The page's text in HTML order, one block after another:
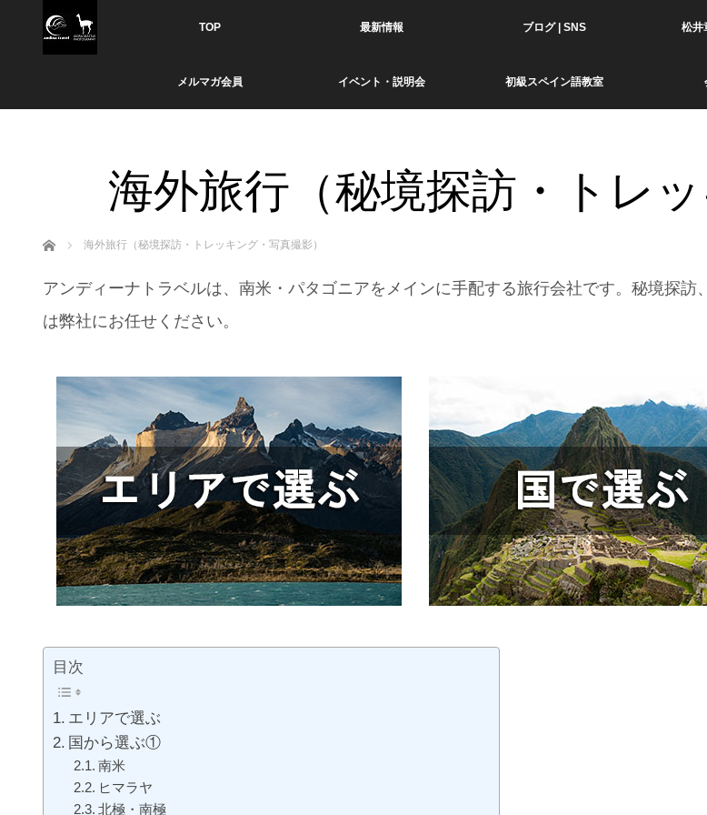
TOP 最新情報 ブログ | SNS 松井
メルマガ会員 イベント・説明会 初級スペイン語教室
海外旅行（秘境探訪・トレッ
ホーム 海外旅行（秘境探訪・トレッキング・写真撮影）
アンディーナトラベルは、南米・パタゴニアをメインに手配する旅行会社です。秘境探
は弊社にお任せください。
目次
エリアで選ぶ
国から選ぶ①
南米
ヒマラヤ
北極・南極